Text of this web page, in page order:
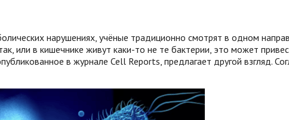
нарушениях, учёные традиционно смотрят в одном
или в кишечнике живут каки-то не те бактерии, это может
в журнале Cell Reports, предлагает другой взгляд.